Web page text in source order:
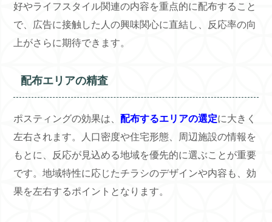
好やライフスタイル関連の内容を重点的に配布すること
で、広告に接触した人の興味関心に直結し、反応率の向
上がさらに期待できます。
配布エリアの精査
ポスティングの効果は、 配布するエリアの選定に大きく
左右されます。人口密度や住宅形態、周辺施設の情報を
もとに、反応が見込める地域を優先的に選ぶことが重要
です。地域特性に応じたチラシのデザインや内容も、効
果を左右するポイントとなります。